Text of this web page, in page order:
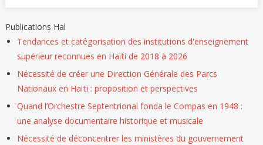
Publications Hal
Tendances et catégorisation des institutions d'enseignement
supérieur reconnues en Haïti de 2018 à 2026
Nécessité de créer une Direction Générale des Parcs
Nationaux en Haïti : proposition et perspectives
Quand l’Orchestre Septentrional fonda le Compas en 1948 :
une analyse documentaire historique et musicale
Nécessité de déconcentrer les ministères du gouvernement